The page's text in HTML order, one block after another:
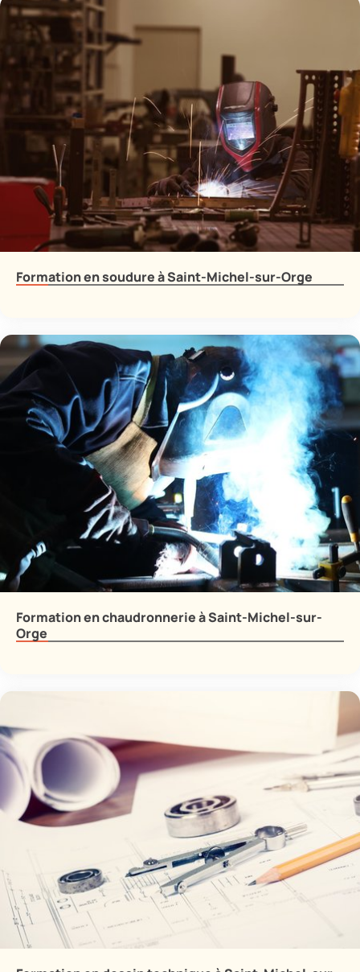
Formation en soudure à Saint-Michel-sur-Orge
Formation en chaudronnerie à Saint-Michel-sur-
Orge